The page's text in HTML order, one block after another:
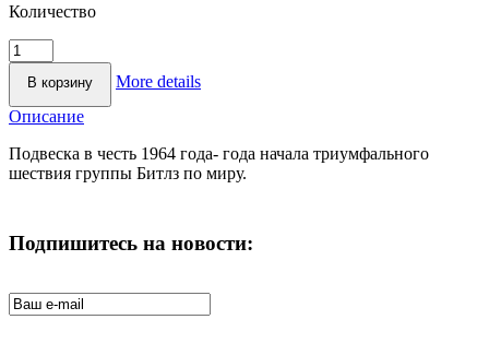
Количество
More details
Описание
Подвеска в честь 1964 года- года начала триумфального
шествия группы Битлз по миру.
Подпишитесь на новости: